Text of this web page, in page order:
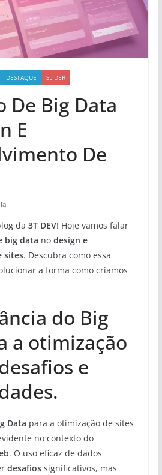
DESTAQUE SLIDER
De Big Data
E
De
da 3T DEV! Hoje vamos falar
big data no design e
sites. Descubra como essa
a forma como criamos
do Big
a otimização
e
Data para a otimização de sites
no contexto do
. O uso eficaz de dados
desafiossignificativos, mas